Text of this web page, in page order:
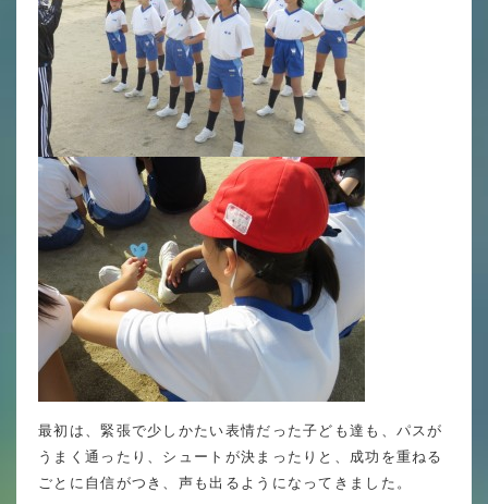
最初は、緊張で少しかたい表情だった子ども達も、パスが
うまく通ったり、シュートが決まったりと、成功を重ねる
ごとに自信がつき、声も出るようになってきました。
百合学院小学校の一日
学校図書館
All in School
学校感染症に関する 報告書・登校
許可証
年間行事